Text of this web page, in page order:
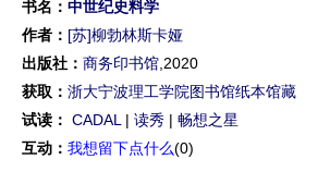
书名： 中世纪史料学
作者： [苏]柳勃林斯卡娅
出版社： 商务印书馆 ,2020
获取： 浙大宁波理工学院图书馆纸本馆藏
试读： CADAL | 读秀 | 畅想之星
互动： 我想留下点什么(0)